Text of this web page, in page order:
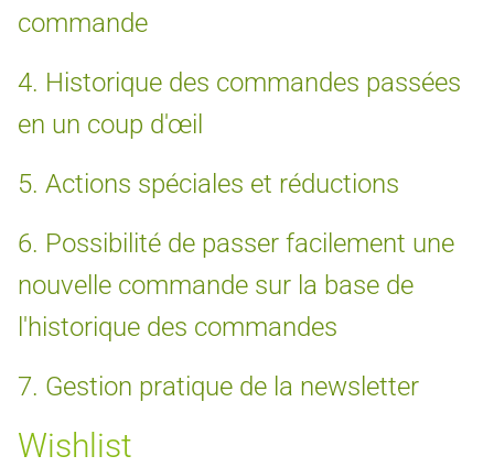
commande
4. Historique des commandes passées
en un coup d'œil
5. Actions spéciales et réductions
6. Possibilité de passer facilement une
nouvelle commande sur la base de
l'historique des commandes
7. Gestion pratique de la newsletter
Wishlist